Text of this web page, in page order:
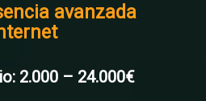
avanzada
2.000 – 24.000€